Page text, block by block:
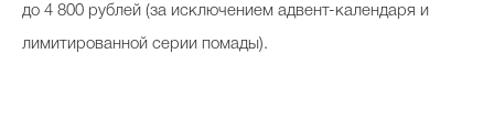
до 4 800 рублей (за исключением адвент-календаря и
лимитированной серии помады).